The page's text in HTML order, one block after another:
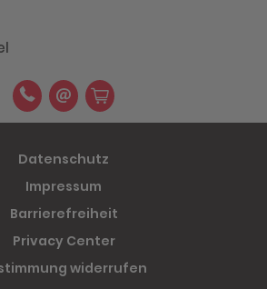
Datenschutz
Impressum
Barrierefreiheit
Privacy Center
widerrufen